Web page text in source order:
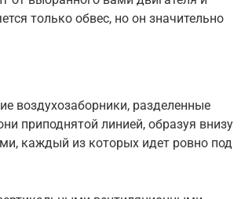
только обвес, но он значительно
воздухозаборники, разделенные
приподнятой линией, образуя внизу
каждый из которых идет ровно под